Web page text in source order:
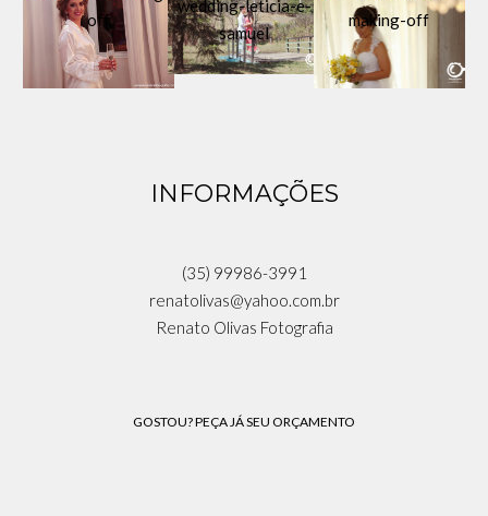
INFORMAÇÕES
(35) 99986-3991
renatolivas@yahoo.com.br
Renato Olivas Fotografia
GOSTOU? PEÇA JÁ SEU ORÇAMENTO